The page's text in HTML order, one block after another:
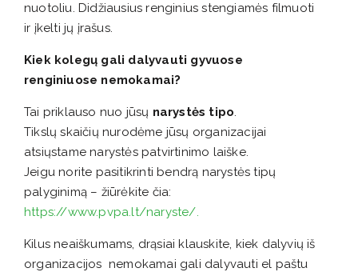
nuotoliu. Didžiausius renginius stengiamės filmuoti
ir įkelti jų įrašus.
Kiek kolegų gali dalyvauti gyvuose
renginiuose nemokamai?
Tai priklauso nuo jūsų narystės tipo.
Tikslų skaičių nurodėme jūsų organizacijai
atsiųstame narystės patvirtinimo laiške.
Jeigu norite pasitikrinti bendrą narystės tipų
palyginimą – žiūrėkite čia:
https://www.pvpa.lt/naryste/.
Kilus neaiškumams, drąsiai klauskite, kiek dalyvių iš
organizacijos nemokamai gali dalyvauti el paštu